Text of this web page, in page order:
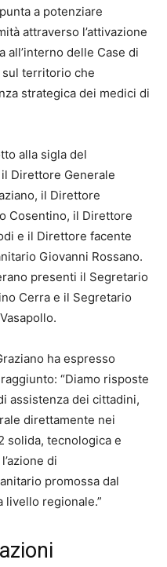
a potenziare
attraverso l’attivazione
delle Case di
territorio che
strategica dei medici di
alla sigla del
Direttore Generale
il Direttore
Cosentino, il Direttore
e il Direttore facente
Giovanni Rossano.
presenti il Segretario
Cerra e il Segretario
ha espresso
“Diamo risposte
assistenza dei cittadini,
direttamente nei
solida, tecnologica e
di
promossa dal
livello regionale.”